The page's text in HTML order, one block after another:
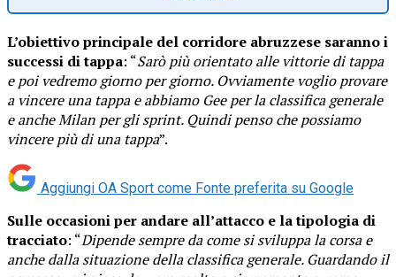
L’obiettivo principale del corridore abruzzese saranno i
successi di tappa: “Sarò più orientato alle vittorie di tappa
e poi vedremo giorno per giorno. Ovviamente voglio provare
a vincere una tappa e abbiamo Gee per la classifica generale
e anche Milan per gli sprint. Quindi penso che possiamo
vincere più di una tappa”.
Aggiungi OA Sport come Fonte preferita su Google
Sulle occasioni per andare all’attacco e la tipologia di
tracciato: “Dipende sempre da come si sviluppa la corsa e
anche dalla situazione della classifica generale. Guardando il